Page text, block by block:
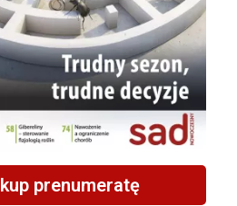
kup prenumeratę